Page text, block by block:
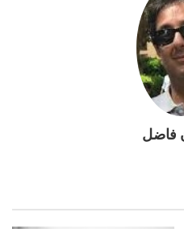
است. من که پس از چندسال
دولتی ایران کارمندی
اشتباه کوچک مورد غضب قرار
آن تاریخ تازه متولد شدم. اما
کار به عنوان یک فریلنسر درس‌های
برخی از این پستی‌ و بلندی‌ها
و موانع را کارمندان با ۳۰ سال سابقه کار هم تجربه
به اندازه من درآمد نداشتند.
و با هر استعدادی و توانایی
فاضل